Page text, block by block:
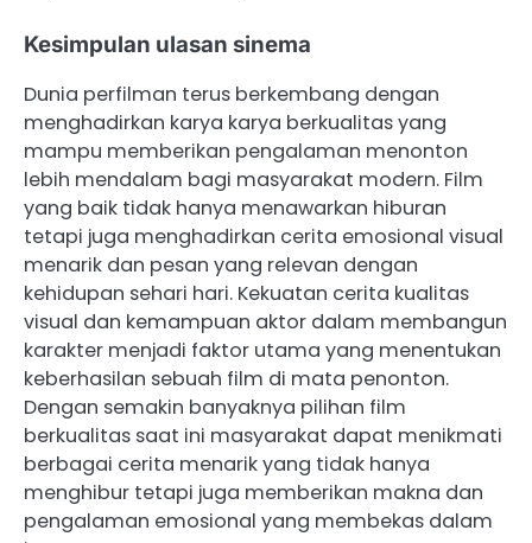
Kesimpulan ulasan sinema
Dunia perfilman terus berkembang dengan
menghadirkan karya karya berkualitas yang
mampu memberikan pengalaman menonton
lebih mendalam bagi masyarakat modern. Film
yang baik tidak hanya menawarkan hiburan
tetapi juga menghadirkan cerita emosional visual
menarik dan pesan yang relevan dengan
kehidupan sehari hari. Kekuatan cerita kualitas
visual dan kemampuan aktor dalam membangun
karakter menjadi faktor utama yang menentukan
keberhasilan sebuah film di mata penonton.
Dengan semakin banyaknya pilihan film
berkualitas saat ini masyarakat dapat menikmati
berbagai cerita menarik yang tidak hanya
menghibur tetapi juga memberikan makna dan
pengalaman emosional yang membekas dalam